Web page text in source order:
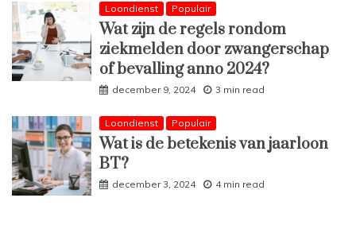
Loondienst Populair
Wat zijn de regels rondom
ziekmelden door zwangerschap
of bevalling anno 2024?
december 9, 2024 3 min read
Loondienst Populair
Wat is de betekenis van jaarloon
BT?
december 3, 2024 4 min read